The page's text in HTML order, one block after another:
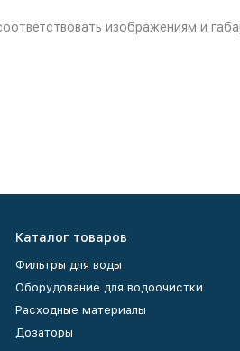
изображениям и
Каталог товаров
Фильтры для воды
Оборудование для водоочистки
Расходные материалы
Дозаторы